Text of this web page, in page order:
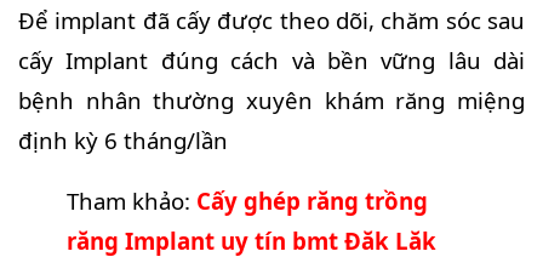
Để implant đã cấy được theo dõi, chăm sóc sau
cấy Implant đúng cách và bền vững lâu dài
bệnh nhân thường xuyên khám răng miệng
định kỳ 6 tháng/lần
Tham khảo: Cấy ghép răng trồng
răng Implant uy tín bmt Đăk Lăk